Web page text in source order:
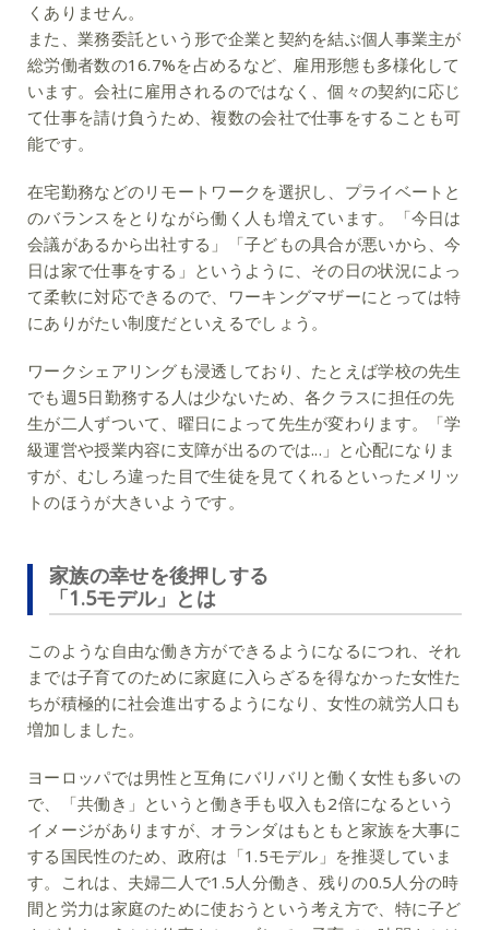
くありません。
また、業務委託という形で企業と契約を結ぶ個人事業主が
総労働者数の16.7%を占めるなど、雇用形態も多様化して
います。会社に雇用されるのではなく、個々の契約に応じ
て仕事を請け負うため、複数の会社で仕事をすることも可
能です。
在宅勤務などのリモートワークを選択し、プライベートと
のバランスをとりながら働く人も増えています。「今日は
会議があるから出社する」「子どもの具合が悪いから、今
日は家で仕事をする」というように、その日の状況によっ
て柔軟に対応できるので、ワーキングマザーにとっては特
にありがたい制度だといえるでしょう。
ワークシェアリングも浸透しており、たとえば学校の先生
でも週5日勤務する人は少ないため、各クラスに担任の先
生が二人ずついて、曜日によって先生が変わります。「学
級運営や授業内容に支障が出るのでは...」と心配になりま
すが、むしろ違った目で生徒を見てくれるといったメリッ
トのほうが大きいようです。
家族の幸せを後押しする
「1.5モデル」とは
このような自由な働き方ができるようになるにつれ、それ
までは子育てのために家庭に入らざるを得なかった女性た
ちが積極的に社会進出するようになり、女性の就労人口も
増加しました。
ヨーロッパでは男性と互角にバリバリと働く女性も多いの
で、「共働き」というと働き手も収入も2倍になるという
イメージがありますが、オランダはもともと家族を大事に
する国民性のため、政府は「1.5モデル」を推奨していま
す。これは、夫婦二人で1.5人分働き、残りの0.5人分の時
間と労力は家庭のために使おうという考え方で、特に子ど